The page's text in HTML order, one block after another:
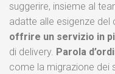
suggerire, insieme al
adatte alle esigenze del
offrire un servizio in
di delivery. Parola
come la migrazione dei